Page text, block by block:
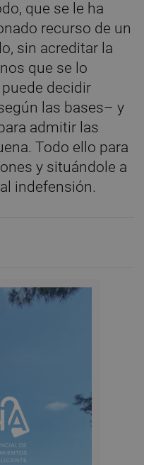
que se le ha
recurso de un
sin acreditar la
que se lo
decidir
las bases– y
admitir las
Todo ello para
y situándole a
indefensión.